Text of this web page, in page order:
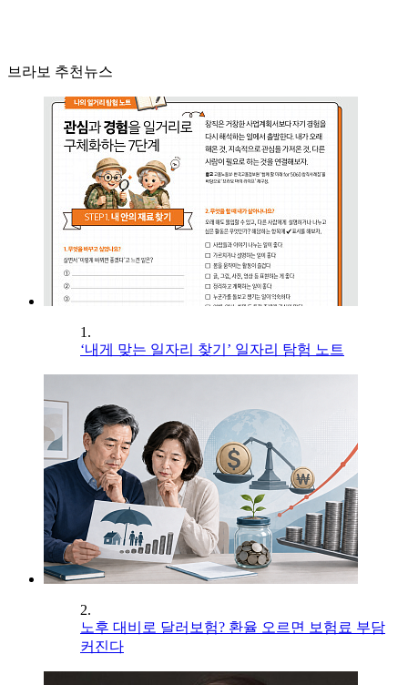
브라보 추천뉴스
1.
‘내게 맞는 일자리 찾기’ 일자리 탐험 노트
2.
노후 대비로 달러보험? 환율 오르면 보험료 부담
커진다